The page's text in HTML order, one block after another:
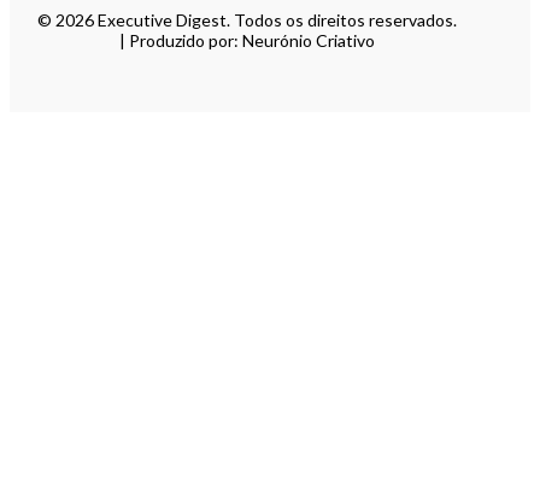
© 2026 Executive Digest. Todos os direitos reservados.
| Produzido por: Neurónio Criativo